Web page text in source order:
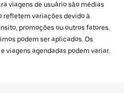
viagens de usuário são médias
refletem variações devido à
promoções ou outros fatores.
podem ser aplicados. Os
viagens agendadas podem variar.